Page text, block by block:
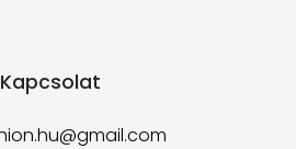
Kapcsolat